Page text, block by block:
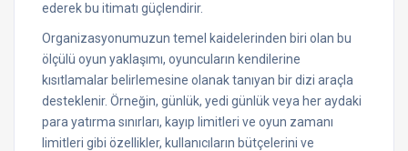
ederek bu itimatı güçlendirir.
Organizasyonumuzun temel kaidelerinden biri olan bu
ölçülü oyun yaklaşımı, oyuncuların kendilerine
kısıtlamalar belirlemesine olanak tanıyan bir dizi araçla
desteklenir. Örneğin, günlük, yedi günlük veya her aydaki
para yatırma sınırları, kayıp limitleri ve oyun zamanı
limitleri gibi özellikler, kullanıcıların bütçelerini ve